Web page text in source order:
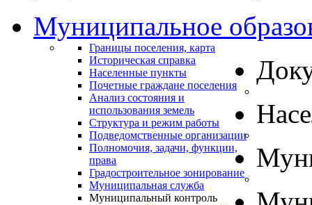
Муниципальное
Границы поселения, карта
Историческая справка
Населенные пункты
Почетные граждане поселения
Анализ состояния и
использования земель
Структура и режим работы
Подведомственные организации
Полномочия, задачи, функции,
права
Градостроительное зонирование
Муниципальная служба
Муниципальный контроль